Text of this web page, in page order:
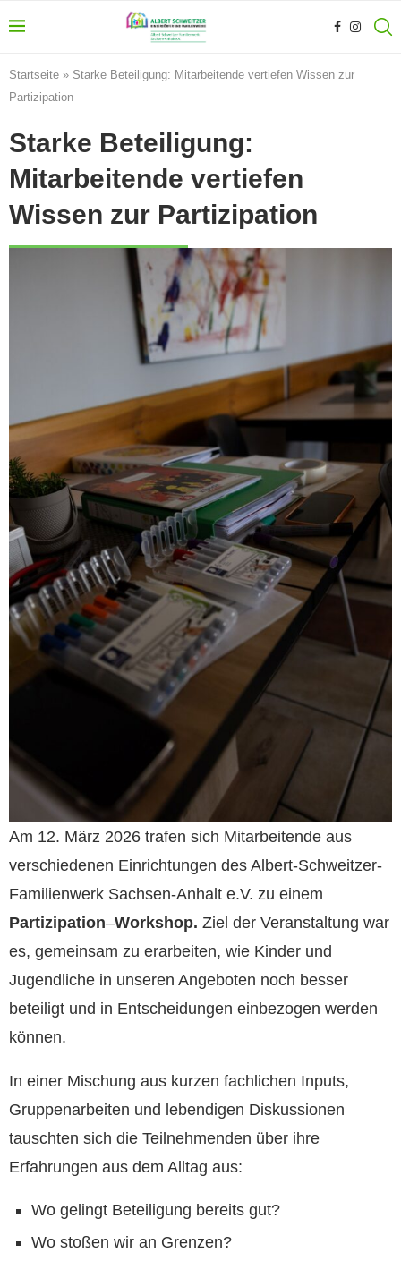
Startseite » Starke Beteiligung: Mitarbeitende vertiefen Wissen zur
Partizipation
Starke Beteiligung:
Mitarbeitende vertiefen
Wissen zur Partizipation
Am 12. März 2026 trafen sich Mitarbeitende aus
verschiedenen Einrichtungen des Albert-Schweitzer-
Familienwerk Sachsen-Anhalt e.V. zu einem
Partizipation–Workshop. Ziel der Veranstaltung war
es, gemeinsam zu erarbeiten, wie Kinder und
Jugendliche in unseren Angeboten noch besser
beteiligt und in Entscheidungen einbezogen werden
können.
In einer Mischung aus kurzen fachlichen Inputs,
Gruppenarbeiten und lebendigen Diskussionen
tauschten sich die Teilnehmenden über ihre
Erfahrungen aus dem Alltag aus:
Wo gelingt Beteiligung bereits gut?
Wo stoßen wir an Grenzen?